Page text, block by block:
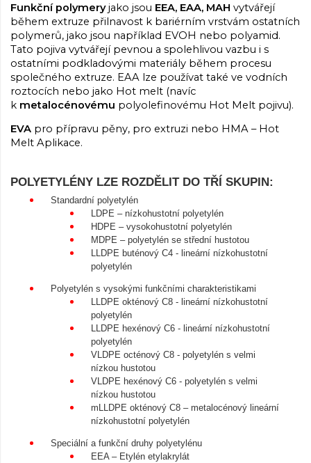
Funkční polymeryjako jsou EEA, EAA, MAH vytvářejí
během extruze přilnavost k bariérním vrstvám ostatních
polymerů, jako jsou například EVOH nebo polyamid.
Tato pojiva vytvářejí pevnou a spolehlivou vazbu i s
ostatními podkladovými materiály během procesu
společného extruze. EAA lze používat také ve vodních
roztocích nebo jako Hot melt (navíc
k metalocénovému polyolefinovému Hot Melt pojivu).
EVA pro přípravu pěny, pro extruzi nebo HMA – Hot
Melt Aplikace.
POLYETYLÉNY LZE ROZDĚLIT DO TŘÍ SKUPIN:
Standardní polyetylén
LDPE – nízkohustotní polyetylén
HDPE – vysokohustotní polyetylén
MDPE – polyetylén se střední hustotou
LLDPE buténový C4 - lineární nízkohustotní
polyetylén
Polyetylén s vysokými funkčními charakteristikami
LLDPE okténový C8 - lineární nízkohustotní
polyetylén
LLDPE hexénový C6 - lineární nízkohustotní
polyetylén
VLDPE octénový C8 - polyetylén s velmi
nízkou hustotou
VLDPE hexénový C6 - polyetylén s velmi
nízkou hustotou
mLLDPE okténový C8 – metalocénový lineární
nízkohustotní polyetylén
Speciální a funkční druhy polyetylénu
EEA – Etylén etylakrylát